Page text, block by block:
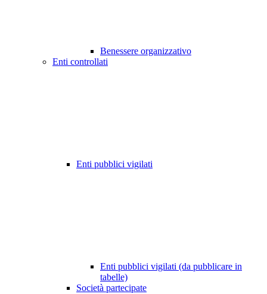
Benessere organizzativo
Enti controllati
Enti pubblici vigilati
Enti pubblici vigilati (da pubblicare in
tabelle)
Società partecipate